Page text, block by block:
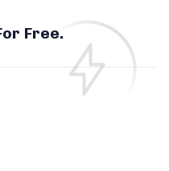
Free.